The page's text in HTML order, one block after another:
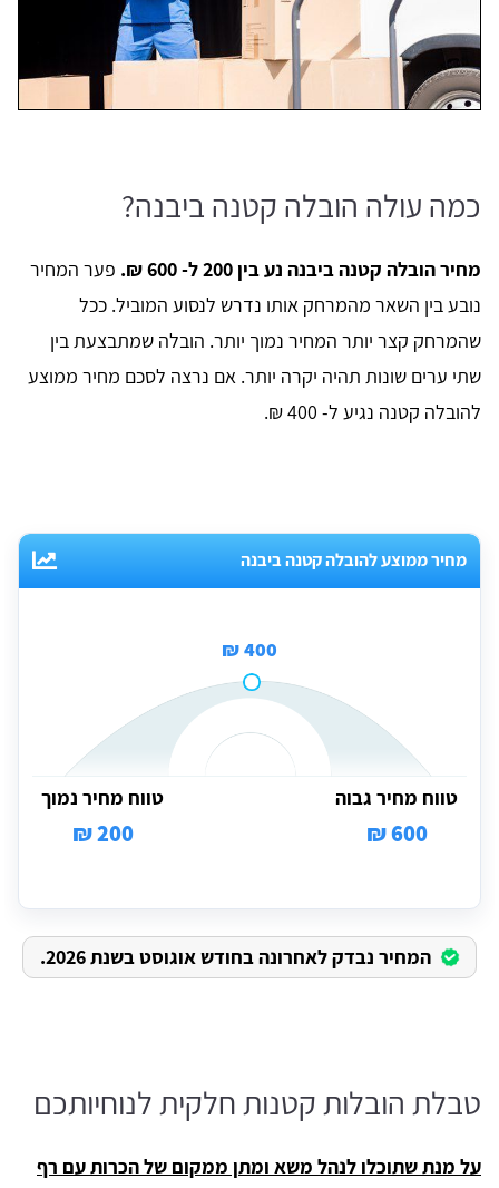
כמה עולה הובלה קטנה ביבנה?
מחיר הובלה קטנה ביבנה נע בין 200 ל- 600 ₪.
פער המחיר
נובע בין השאר מהמרחק אותו נדרש לנסוע המוביל. ככל
שהמרחק קצר יותר המחיר נמוך יותר. הובלה שמתבצעת בין
שתי ערים שונות תהיה יקרה יותר. אם נרצה לסכם מחיר ממוצע
להובלה קטנה נגיע ל- 400 ₪.
מחיר ממוצע להובלה קטנה ביבנה
400 ₪
טווח מחיר גבוה
600 ₪
טווח מחיר נמוך
200 ₪
המחיר נבדק לאחרונה בחודש אוגוסט בשנת 2026.
טבלת הובלות קטנות חלקית לנוחיותכם
על מנת שתוכלו לנהל משא ומתן ממקום של הכרות עם רף